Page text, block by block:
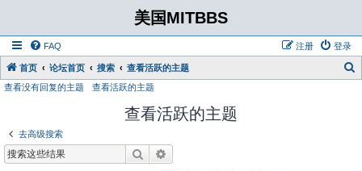
美国MITBBS
FAQ 登录
注册
首页 论坛首页 搜索 查看活跃的主题
查看没有回复的主题 查看活跃的主题
查看活跃的主题
去高级搜索
搜索